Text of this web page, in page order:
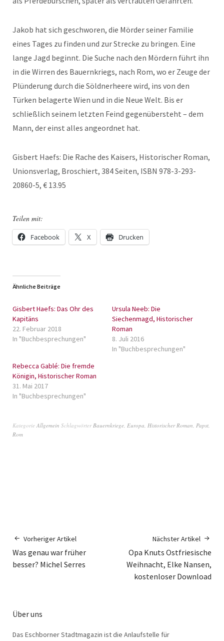
Jakob hat sich geschworen, die Mörder seiner Familie
eines Tages zu finden und zur Strecke zu bringen. Eine
lange Jagd beginnt. Die Suche nach den Mördern führt ihn
in die Wirren des Bauernkriegs, nach Rom, wo er Zeuge der
Plünderung durch die Söldnerheere wird, ins von den
Türken belagerte Wien und in die Neue Welt. Bis er
schließlich seinem letzten Feind gegenübersteht – dem
Mann, der einst alles angeordnet hat.
Gisbert Haefs: Die Rache des Kaisers, Historischer Roman,
Unionsverlag, Broschiert, 384 Seiten, ISBN 978-3-293-
20860-5, € 13.95
Teilen mit:
Facebook X Drucken
Ähnliche Beiträge
Gisbert Haefs: Das Ohr des
Kapitäns
22. Februar 2018
In "Buchbesprechungen"
Ursula Neeb: Die
Siechenmagd, Historischer
Roman
8. Juli 2016
In "Buchbesprechungen"
Rebecca Gablé: Die fremde
Königin, Historischer Roman
31. Mai 2017
In "Buchbesprechungen"
Kategorie Allgemein SchlagwörterBauernkriege, Europa, Historischer Roman, Papst,
Rom
Vorheriger Artikel
Was genau war früher
besser? Michel Serres
Nächster Artikel
Opa Knuts Ostfriesische
Weihnacht, Elke Nansen,
kostenloser Download
Über uns
Das Eschborner Stadtmagazin ist die Anlaufstelle für